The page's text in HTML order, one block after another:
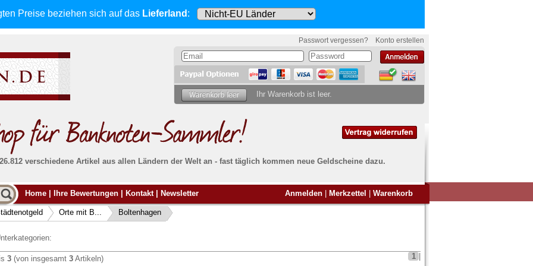
Preise beziehen sich auf das Lieferland :
Passwort vergessen? Konto erstellen
Ihr Warenkorb ist leer.
verschiedene Artikel aus allen Ländern der Welt an - fast täglich kommen neue Geldscheine dazu.
Alle Lieferungen, auch ins Ausland, werden
von uns voll versichert. Sie habenkein Risiko
falls die Sendung verloren geht oder beschädigt
wird.
Absolute Zuverlässigkeit:
Banknoten
Möchten Sie Banknoten
verkaufen?
Home Ihre Bewertungen Kontakt Newsletter Anmelden Merkzettel Warenkorb
Orte mit B... Boltenhagen
3 (von insgesamt 3 Artikeln) 1